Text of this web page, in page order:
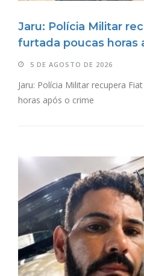
Jaru: Polícia Militar
furtada poucas horas
5 DE AGOSTO DE 2026
Jaru: Polícia Militar recupera
horas após o crime